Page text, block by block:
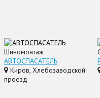
Шиномонтаж
АВТОСПАСАТЕЛЬ
Киров, Хлебозаводской
проезд